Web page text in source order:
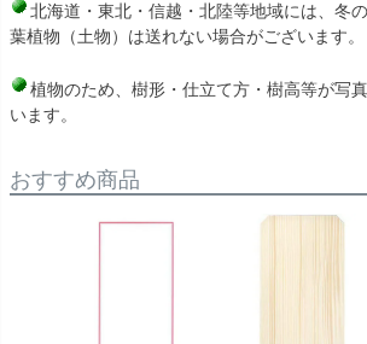
北海道・東北・信越・北陸等地域には、冬
葉植物（土物）は送れない場合がございます。
植物のため、樹形・仕立て方・樹高等が写
います。
おすすめ商品